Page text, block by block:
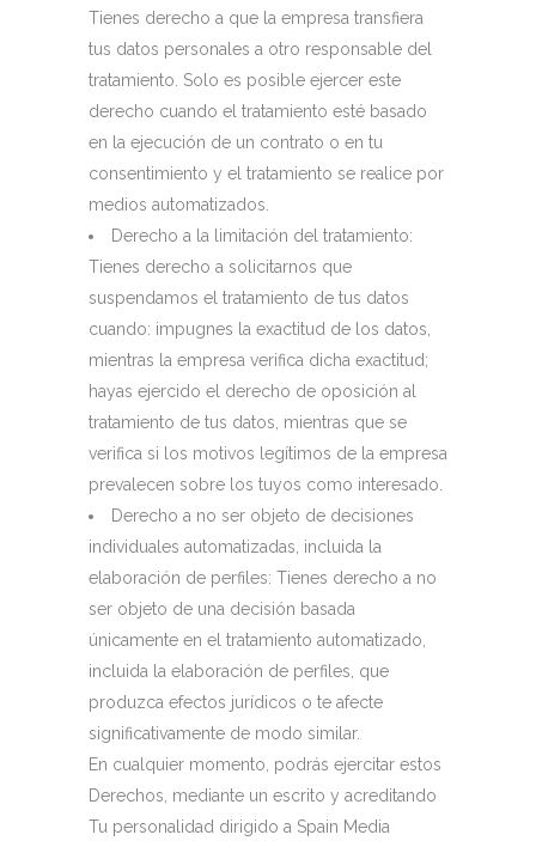
Tienes derecho a que la empresa transfiera
tus datos personales a otro responsable del
tratamiento. Solo es posible ejercer este
derecho cuando el tratamiento esté basado
en la ejecución de un contrato o en tu
consentimiento y el tratamiento se realice por
medios automatizados.
Derecho a la limitación del tratamiento:
Tienes derecho a solicitarnos que
suspendamos el tratamiento de tus datos
cuando: impugnes la exactitud de los datos,
mientras la empresa verifica dicha exactitud;
hayas ejercido el derecho de oposición al
tratamiento de tus datos, mientras que se
verifica si los motivos legítimos de la empresa
prevalecen sobre los tuyos como interesado.
Derecho a no ser objeto de decisiones
individuales automatizadas, incluida la
elaboración de perfiles: Tienes derecho a no
ser objeto de una decisión basada
únicamente en el tratamiento automatizado,
incluida la elaboración de perfiles, que
produzca efectos jurídicos o te afecte
significativamente de modo similar.
En cualquier momento, podrás ejercitar estos
Derechos, mediante un escrito y acreditando
Tu personalidad dirigido a Spain Media